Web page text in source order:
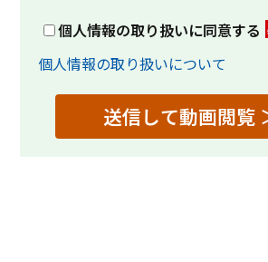
個人情報の取り扱いに同意する
個人情報の取り扱いについて